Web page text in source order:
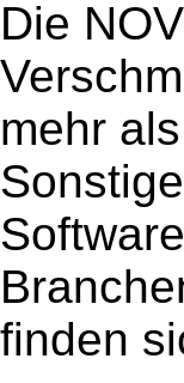
Die
mehr
finden